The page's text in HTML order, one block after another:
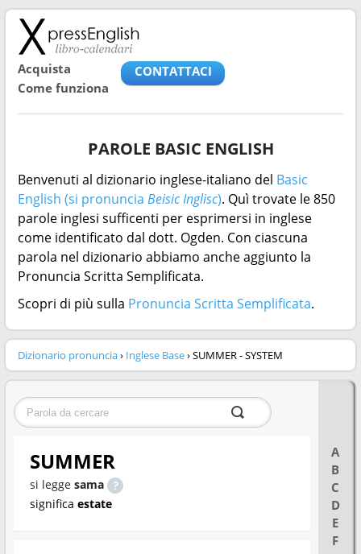
Acquista
Come funziona
CONTATTACI
PAROLE BASIC ENGLISH
Benvenuti al dizionario inglese-italiano del Basic
English (si pronuncia Beisic Inglisc). Quì trovate le 850
parole inglesi sufficenti per esprimersi in inglese
come identificato dal dott. Ogden. Con ciascuna
parola nel dizionario abbiamo anche aggiunto la
Pronuncia Scritta Semplificata.
Scopri di più sulla Pronuncia Scritta Semplificata.
Dizionario pronuncia› Inglese Base› SUMMER - SYSTEM
A
B
C
D
E
F
SUMMER
si legge sama
significa estate